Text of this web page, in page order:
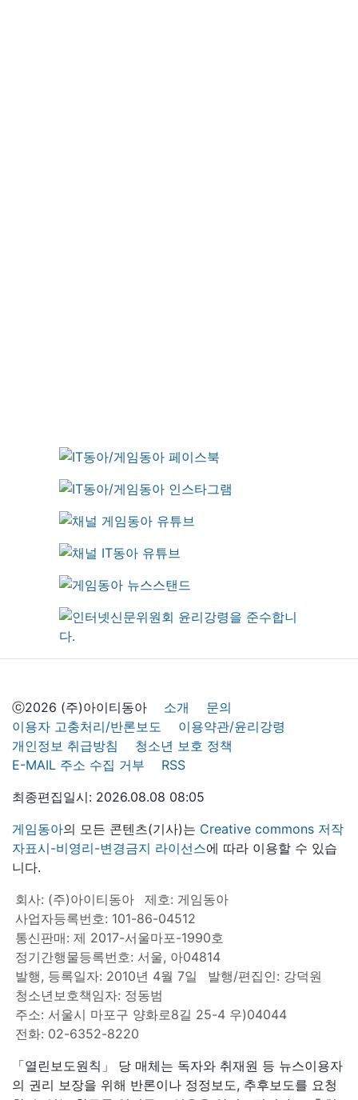
ⓒ2026 (주)아이티동아 소개
문의
이용자 고충처리/반론보도
이용약관/윤리강령
개인정보 취급방침
청소년 보호 정책
E-MAIL 주소 수집 거부
RSS
최종편집일시: 2026.08.08 08:05
게임동아의 모든 콘텐츠(기사)는 Creative commons 저작
자표시-비영리-변경금지 라이선스에 따라 이용할 수 있습
니다.
회사: (주)아이티동아
제호: 게임동아
사업자등록번호: 101-86-04512
통신판매: 제 2017-서울마포-1990호
정기간행물등록번호: 서울, 아04814
발행, 등록일자: 2010년 4월 7일
발행/편집인: 강덕원
청소년보호책임자: 정동범
주소: 서울시 마포구 양화로8길 25-4 우)04044
전화: 02-6352-8220
「열린보도원칙」 당 매체는 독자와 취재원 등 뉴스이용자
의 권리 보장을 위해 반론이나 정정보도, 추후보도를 요청